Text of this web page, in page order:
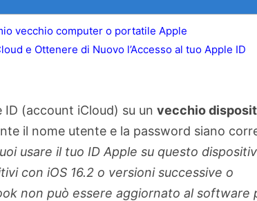
vecchio computer o portatile Apple
e Ottenere di Nuovo l’Accesso al tuo Apple ID
ID (account iCloud) su un vecchio
il nome utente e la password siano
usare il tuo ID Apple su questo
con iOS 16.2 o versioni successive o
non può essere aggiornato al software